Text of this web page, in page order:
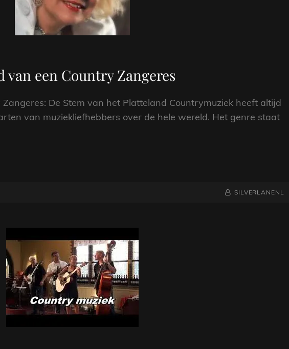
van een Country Zangeres
De Stem van het Platteland Countrymuziek heeft altijd
van muziekliefhebbers over de hele wereld. Het genre staat
NAAMREGEL
BYLINE
SILVERLANENL